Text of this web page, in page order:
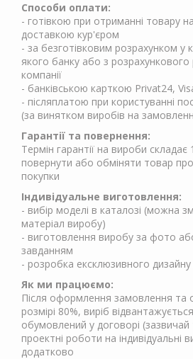
Способи оплати:
- готівкою при отриманні товару
доставкою кур'єром
- за безготівковим розрахунком у
якого банку або з розрахункового
компанії
- банківською карткою Privat24,
- післяплатою при користуванні
(за винятком виробів на
Гарантії та повернення:
Термін гарантії на вироби
повернути або обміняти товар
покупки
Індивідуальне виготовлення:
- вибір моделі в каталозі (можна
матеріал виробу)
- виготовлення виробу за фото
завданням
- розробка ексклюзивного дизайну
Як ми працюємо:
Після оформлення замовлення та
розмірі 80%, виріб
обумовлений у договорі
проектні роботи на індивідуальні
додатково